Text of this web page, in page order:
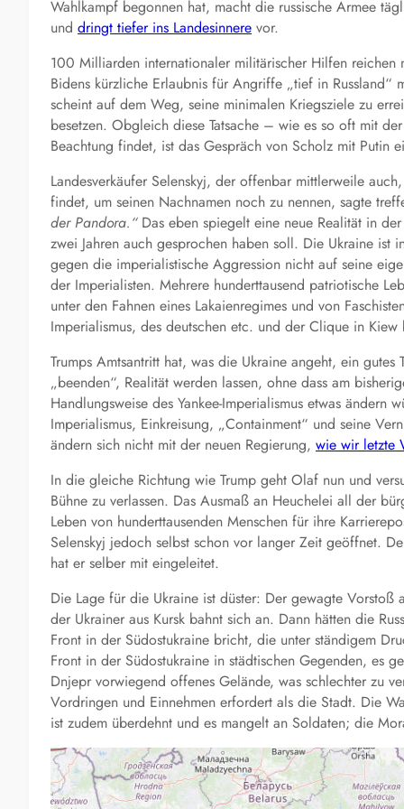
Wahlkampf begonnen hat, macht die russische Armee
und dringt tiefer ins Landesinnere vor.
100 Milliarden internationaler militärischer Hilfen reichen
Bidens kürzliche Erlaubnis für Angriffe „tief in Russland“
scheint auf dem Weg, seine minimalen Kriegsziele zu
besetzen. Obgleich diese Tatsache – wie es so oft mit
Beachtung findet, ist das Gespräch von Scholz mit Putin
Landesverkäufer Selenskyj, der offenbar mittlerweile
findet, um seinen Nachnamen noch zu nennen, sagte
der Pandora.“Das eben spiegelt eine neue Realität in
zwei Jahren auch gesprochen haben soll. Die Ukraine
gegen die imperialistische Aggression nicht auf seine
der Imperialisten. Mehrere hunderttausend patriotische
unter den Fahnen eines Lakaienregimes und von
Imperialismus, des deutschen etc. und der Clique in Kiew
Trumps Amtsantritt hat, was die Ukraine angeht, ein
„beenden“, Realität werden lassen, ohne dass am
Handlungsweise des Yankee-Imperialismus etwas ändern
Imperialismus, Einkreisung, „Containment“ und seine
ändern sich nicht mit der neuen Regierung, wie wir letzte
In die gleiche Richtung wie Trump geht Olaf nun und
Bühne zu verlassen. Das Ausmaß an Heuchelei all der
Leben von hunderttausenden Menschen für ihre
Selenskyj jedoch selbst schon vor langer Zeit geöffnet.
hat er selber mit eingeleitet.
Die Lage für die Ukraine ist düster: Der gewagte Vorstoß
der Ukrainer aus Kursk bahnt sich an. Dann hätten die
Front in der Südostukraine bricht, die unter ständigem
Front in der Südostukraine in städtischen Gegenden, es
Dnjepr vorwiegend offenes Gelände, was schlechter zu
Vordringen und Einnehmen erfordert als die Stadt. Die
ist zudem überdehnt und es mangelt an Soldaten; die